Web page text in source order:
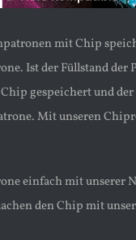
mit Chip
Ist der Füllstand der
gespeichert und
Mit unseren
einfach mit unserer
den Chip mit